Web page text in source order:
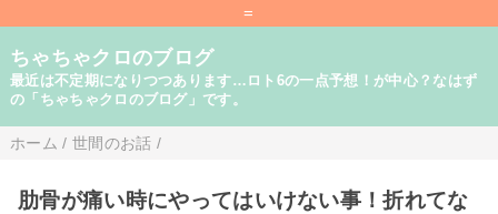
=
ちゃちゃクロのブログ
最近は不定期になりつつあります…ロト6の一点予想！が中心？なはず
の「ちゃちゃクロのブログ」です。
ホーム / 世間のお話 /
肋骨が痛い時にやってはいけない事！折れてな